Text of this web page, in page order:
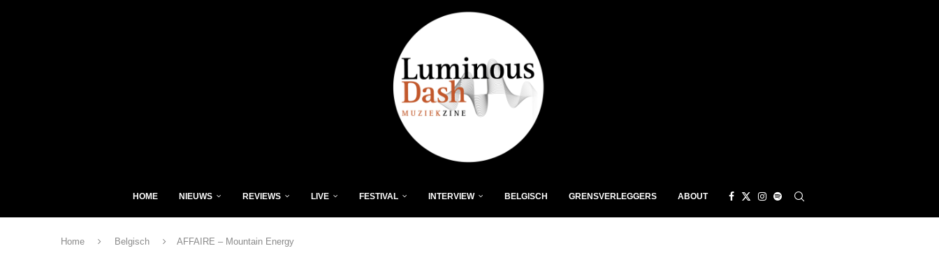
HOME NIEUWS REVIEWS LIVE FESTIVAL INTERVIEW BELGISCH GRENSVERLEGGERS ABOUT
Home Belgisch AFFAIRE – Mountain Energy